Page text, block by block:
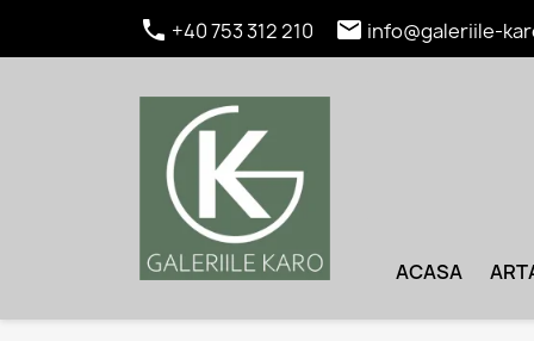
 +40 753 312 210  info@galeriile-
ACASA